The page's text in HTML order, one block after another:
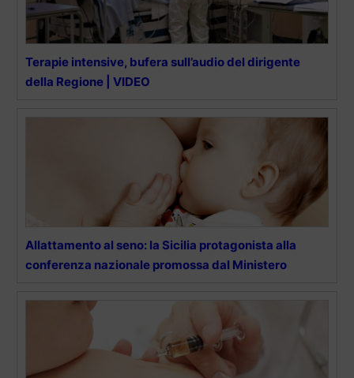
Terapie intensive, bufera sull’audio del dirigente
della Regione | VIDEO
Allattamento al seno: la Sicilia protagonista alla
conferenza nazionale promossa dal Ministero